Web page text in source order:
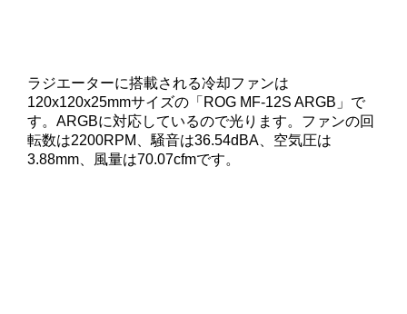
ラジエーターに搭載される冷却ファンは
120x120x25mmサイズの「ROG MF-12S ARGB」で
す。ARGBに対応しているので光ります。ファンの回
転数は2200RPM、騒音は36.54dBA、空気圧は
3.88mm、風量は70.07cfmです。